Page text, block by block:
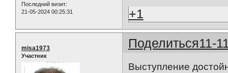
Последний визит:
21-05-2024 00:25:31
+1
Поделиться11-
misa1973
Участник
Выступление